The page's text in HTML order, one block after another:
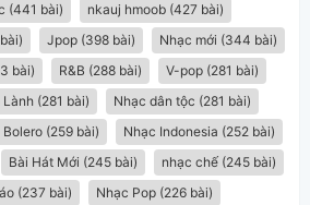
(441 bài)
nkauj hmoob (427 bài)
Jpop (398 bài)
Nhạc mới (344 bài)
bài)
R&B (288 bài)
V-pop (281 bài)
(281 bài)
Nhạc dân tộc (281 bài)
Bolero (259 bài)
Nhạc Indonesia (252 bài)
Bài Hát Mới (245 bài)
nhạc chế (245 bài)
(237 bài)
Nhạc Pop (226 bài)